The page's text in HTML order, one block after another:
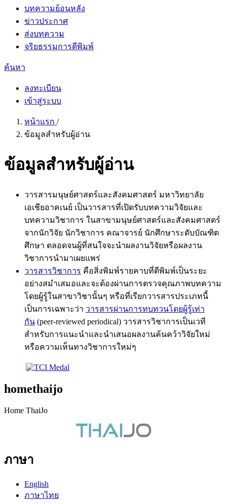
บทความย้อนหลัง
ข่าวประกาศ
ส่งบทความ
จริยธรรมการตีพิมพ์
ค้นหา
ลงทะเบียน
เข้าสู่ระบบ
หน้าแรก /
ข้อมูลสำหรับผู้อ่าน
ข้อมูลสำหรับผู้อ่าน
วารสารมนุษย์ศาสตร์และสังคมศาสตร์ มหาวิทยาลัย
เอเชียอาคเนย์ เป็นวารสารที่เปิดรับบทความวิจัยและ
บทความวิชาการ ในสาขามนุษย์ศาสตร์และสังคมศาสตร์
จากนักวิจัย นักวิชาการ คณาจารย์ นักศึกษาระดับบัณฑิต
ศึกษา ตลอดจนผู้ที่สนใจจะนำผลงานวิจัยหรือผลงาน
วิชาการนำมาเผยแพร่
วารสารวิชาการ คือสิ่งพิมพ์รายคาบที่ตีพิมพ์เป็นระยะ
อย่างสมำเสมอและจะต้องผ่านการตรวจคุณภาพบทความ
โดยผู้รู้ในสาขาวิชานั้นๆ หรือที่เรียกวารสารประเภทนี้
เป็นการเฉพาะว่า วารสารผ่านการทบทวนโดยผู้รู้เท่า
กัน (peer-reviewed periodical) วารสารวิชาการเป็นเวที
สำหรับการแนะนำและนำเสนอผลงานค้นคว้าวิจัยใหม่
หรือความเห็นทางวิชาการใหม่ๆ
homethaijo
Home ThaiJo
ภาษา
English
ภาษาไทย